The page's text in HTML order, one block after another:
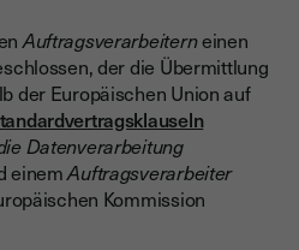
Auftragsverarbeiterneinen
der die Übermittlung
der Europäischen Union auf
Datenverarbeitung
einemAuftragsverarbeiter
Kommission